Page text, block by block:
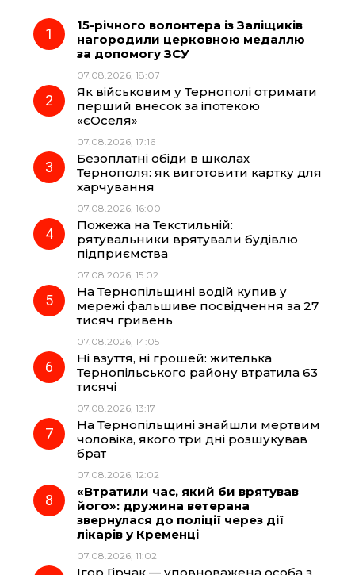
e
o
k
e
r
a
m
t
A
15-річного волонтера із Заліщиків
нагородили церковною медаллю
за допомогу ЗСУ
07.08.2026, 18:07
Як військовим у Тернополі отримати
перший внесок за іпотекою
«єОселя»
07.08.2026, 17:16
Безоплатні обіди в школах
Тернополя: як виготовити картку для
харчування
07.08.2026, 16:00
Пожежа на Текстильній:
рятувальники врятували будівлю
підприємства
07.08.2026, 15:02
На Тернопільщині водій купив у
мережі фальшиве посвідчення за 27
тисяч гривень
07.08.2026, 14:05
Ні взуття, ні грошей: жителька
Тернопільського району втратила 63
тисячі
07.08.2026, 13:17
На Тернопільщині знайшли мертвим
чоловіка, якого три дні розшукував
брат
07.08.2026, 12:02
«Втратили час, який би врятував
його»: дружина ветерана
звернулася до поліції через дії
лікарів у Кременці
07.08.2026, 11:02